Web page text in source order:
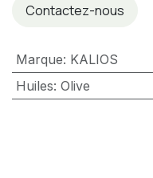
Contactez-nous
Marque: KALIOS
Huiles: Olive